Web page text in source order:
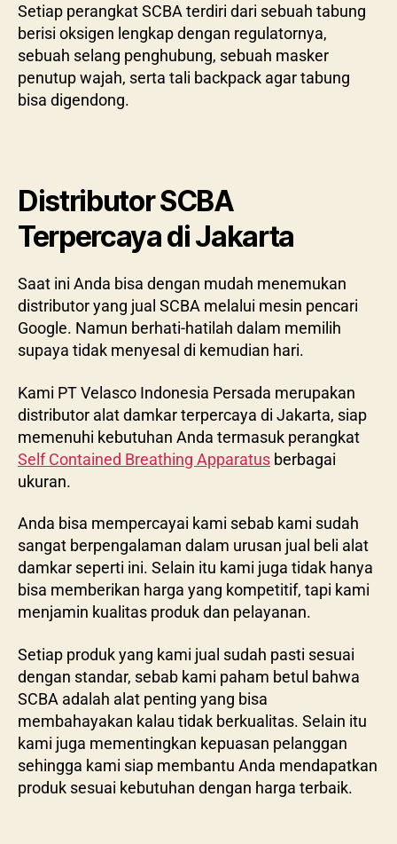
Setiap perangkat SCBA terdiri dari sebuah tabung
berisi oksigen lengkap dengan regulatornya,
sebuah selang penghubung, sebuah masker
penutup wajah, serta tali backpack agar tabung
bisa digendong.
Distributor SCBA
Terpercaya di Jakarta
Saat ini Anda bisa dengan mudah menemukan
distributor yang jual SCBA melalui mesin pencari
Google. Namun berhati-hatilah dalam memilih
supaya tidak menyesal di kemudian hari.
Kami PT Velasco Indonesia Persada merupakan
distributor alat damkar terpercaya di Jakarta, siap
memenuhi kebutuhan Anda termasuk perangkat
Self Contained Breathing Apparatus berbagai
ukuran.
Anda bisa mempercayai kami sebab kami sudah
sangat berpengalaman dalam urusan jual beli alat
damkar seperti ini. Selain itu kami juga tidak hanya
bisa memberikan harga yang kompetitif, tapi kami
menjamin kualitas produk dan pelayanan.
Setiap produk yang kami jual sudah pasti sesuai
dengan standar, sebab kami paham betul bahwa
SCBA adalah alat penting yang bisa
membahayakan kalau tidak berkualitas. Selain itu
kami juga mementingkan kepuasan pelanggan
sehingga kami siap membantu Anda mendapatkan
produk sesuai kebutuhan dengan harga terbaik.